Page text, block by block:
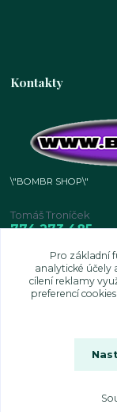
Kontakty
\"BOMBR SHOP\"
Tomáš Troníček
774 273 485
Pro základní
analytické účely
cílení reklamy
preferencí